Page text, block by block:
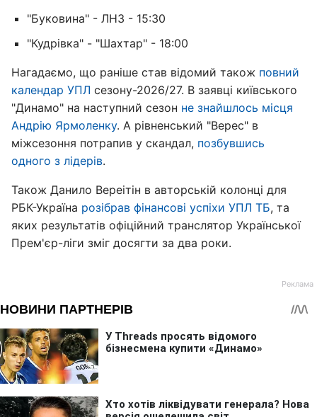
"Буковина" - ЛНЗ - 15:30
"Кудрівка" - "Шахтар" - 18:00
Нагадаємо, що раніше став відомий також повний
календар УПЛ сезону-2026/27. В заявці київського
"Динамо" на наступний сезон не знайшлось місця
Андрію Ярмоленку. А рівненський "Верес" в
міжсезоння потрапив у скандал, позбувшись
одного з лідерів.
Також Данило Вереітін в авторській колонці для
РБК-Україна розібрав фінансові успіхи УПЛ ТБ, та
яких результатів офіційний транслятор Української
Прем'єр-ліги зміг досягти за два роки.